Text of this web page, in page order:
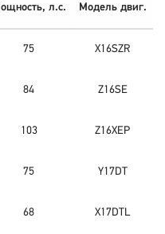
л.с. Модель двиг.
75 X16SZR
84 Z16SE
103 Z16XEP
75 Y17DT
68 X17DTL